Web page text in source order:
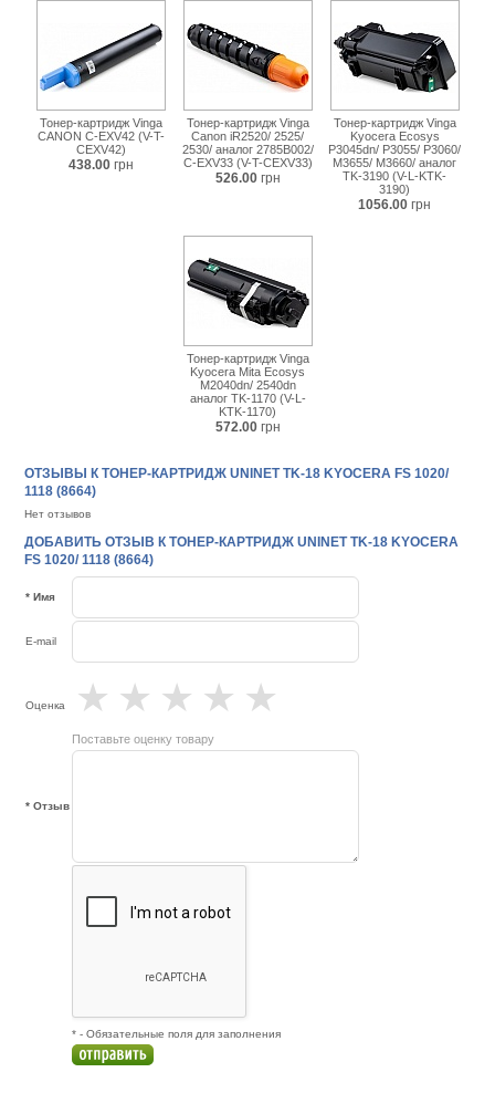
Тонер-картридж Vinga
CANON C-EXV42 (V-T-
CEXV42)
438.00 грн
Тонер-картридж Vinga
Canon iR2520/ 2525/
2530/ аналог 2785B002/
C-EXV33 (V-T-CEXV33)
526.00 грн
Тонер-картридж Vinga
Kyocera Ecosys
P3045dn/ P3055/ P3060/
M3655/ M3660/ аналог
TK-3190 (V-L-KTK-
3190)
1056.00 грн
Тонер-картридж Vinga
Kyocera Mita Ecosys
M2040dn/ 2540dn
аналог TK-1170 (V-L-
KTK-1170)
572.00 грн
ОТЗЫВЫ К ТОНЕР-КАРТРИДЖ UNINET TK-18 KYOCERA FS 1020/
1118 (8664)
Нет отзывов
ДОБАВИТЬ ОТЗЫВ К ТОНЕР-КАРТРИДЖ UNINET TK-18 KYOCERA
FS 1020/ 1118 (8664)
* Имя
E-mail
Оценка ★
★
★
★
★
Поставьте оценку товару
* Отзыв
* - Обязательные поля для заполнения